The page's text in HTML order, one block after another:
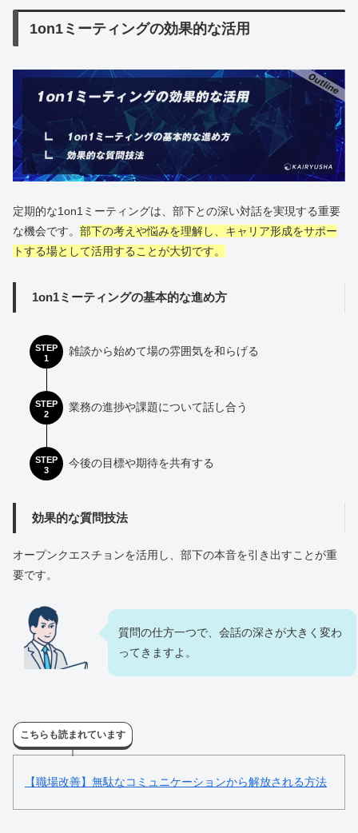
1on1ミーティングの効果的な活用
定期的な1on1ミーティングは、部下との深い対話を実現する重要
な機会です。 部下の考えや悩みを理解し、キャリア形成をサポー
トする場として活用することが大切です。
1on1ミーティングの基本的な進め方
STEP
1
雑談から始めて場の雰囲気を和らげる
STEP
2
業務の進捗や課題について話し合う
STEP
3
今後の目標や期待を共有する
効果的な質問技法
オープンクエスチョンを活用し、部下の本音を引き出すことが重
要です。
質問の仕方一つで、会話の深さが大きく変わ
ってきますよ。
こちらも読まれています
【職場改善】無駄なコミュニケーションから解放される方法